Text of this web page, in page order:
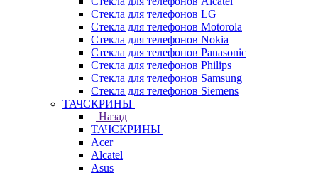
Стекла для телефонов LG
Стекла для телефонов Motorola
Стекла для телефонов Nokia
Стекла для телефонов Panasonic
Стекла для телефонов Philips
Стекла для телефонов Samsung
Стекла для телефонов Siemens
ТАЧСКРИНЫ
Назад
ТАЧСКРИНЫ
Acer
Alcatel
Asus